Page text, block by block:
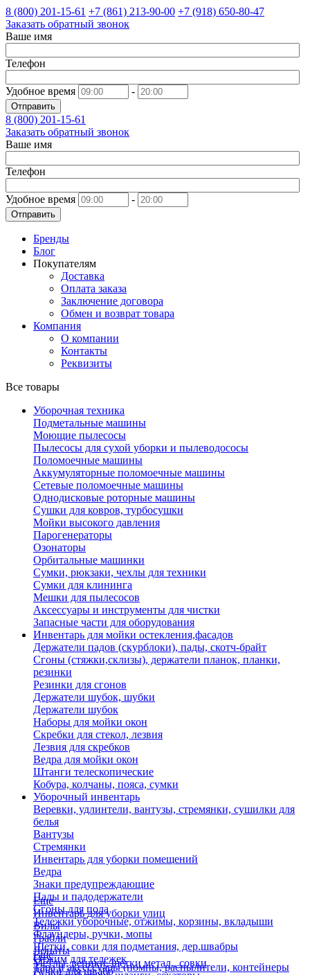
8 (800) 201-15-61 +7 (861) 213-90-00 +7 (918) 650-80-47
Заказать обратный звонок
Ваше имя
Телефон
Удобное время -
Отправить
8 (800) 201-15-61
Заказать обратный звонок
Ваше имя
Телефон
Удобное время -
Отправить
Бренды
Блог
Покупателям
Доставка
Оплата заказа
Заключение договора
Обмен и возврат товара
Компания
О компании
Контакты
Реквизиты
Все товары
Уборочная техника
Подметальные машины
Моющие пылесосы
Пылесосы для сухой уборки и пылеводососы
Поломоечные машины
Аккумуляторные поломоечные машины
Сетевые поломоечные машины
Однодисковые роторные машины
Сушки для ковров, турбосушки
Мойки высокого давления
Парогенераторы
Озонаторы
Орбитальные машинки
Сумки, рюкзаки, чехлы для техники
Сумки для клининга
Мешки для пылесосов
Аксессуары и инструменты для чистки
Запасные части для оборудования
Инвентарь для мойки остекления,фасадов
Держатели падов (скурблоки), пады, скотч-брайт
Сгоны (стяжки,склизы), держатели планок, планки,
резинки
Резинки для сгонов
Держатели шубок, шубки
Держатели шубок
Наборы для мойки окон
Скребки для стекол, лезвия
Лезвия для скребков
Ведра для мойки окон
Штанги телескопические
Кобура, колчаны, пояса, сумки
Уборочный инвентарь
Веревки, удлинтели, вантузы, стремянки, сушилки для
белья
Вантузы
Стремянки
Инвентарь для уборки помещений
Ведра
Знаки предупреждающие
Пады и падодержатели
Сгоны для пола
Тележки уборочные, отжимы, корзины, вкладыши
Флаундеры, ручки, мопы
Щетки, совки для подметания, дер.швабры
Отжим для тележек
Ручки для швабр
Еще
Инвентарь для уборки улиц
Вилы
Грабли
Лопаты
Метлы, веники, щетки метал., совки
Еще
Тара и аксессуары (помпы, распылители, контейнеры